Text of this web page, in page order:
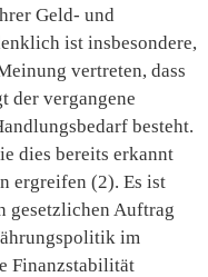
Geld- und
ist insbesondere,
vertreten, dass
der vergangene
besteht.
dies bereits erkannt
ergreifen (2). Es ist
gesetzlichen Auftrag
im
Finanzstabilität